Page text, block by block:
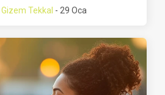
Gizem Tekkal - 29 Oca